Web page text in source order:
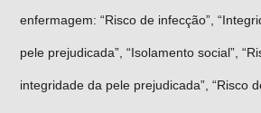
enfermagem: “Risco de infecção”,
pele prejudicada”, “Isolamento social”,
integridade da pele prejudicada”, “Risco